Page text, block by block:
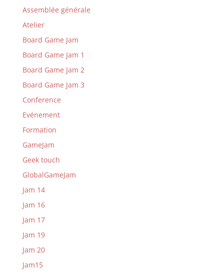
Assemblée générale
Atelier
Board Game Jam
Board Game Jam 1
Board Game Jam 2
Board Game Jam 3
Conference
Evénement
Formation
GameJam
Geek touch
GlobalGameJam
Jam 14
Jam 16
Jam 17
Jam 19
Jam 20
Jam15